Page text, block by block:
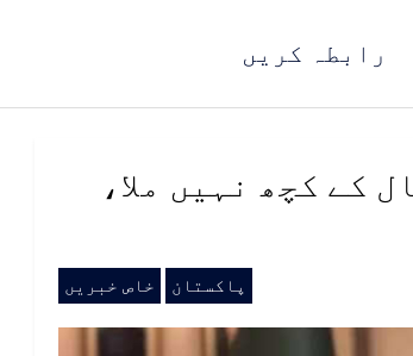
رابطہ کریں
کے کچھ نہیں ملا،
پاکستان خاص خبریں